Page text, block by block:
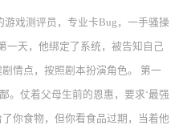
戏测评员，专业卡Bug，一手骚操
一天，他绑定了系统，被告知自己
情点，按照剧本扮演角色。 第一
。仗着父母生前的恩惠，要求‘最强
你食物，但你看食品过期，当着他